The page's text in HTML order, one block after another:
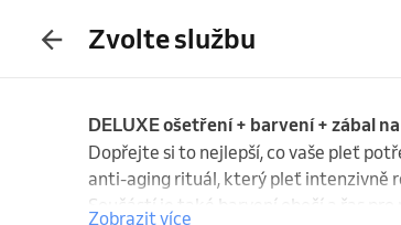
Zvolte službu
DELUXE ošetření + barvení + zábal
Dopřejte si to nejlepší, co vaše pleť
anti-aging rituál, který pleť intenzivně
Součástí je také barvení obočí a řas
Zobrazit více